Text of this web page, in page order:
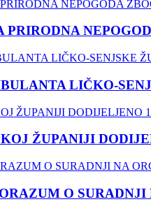
PRIRODNA
LIČKO-
ŽUPANIJI
O